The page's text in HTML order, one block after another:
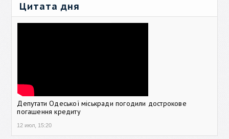
Цитата дня
Депутати Одеської міськради погодили дострокове
погашення кредиту
12 июл, 15:20